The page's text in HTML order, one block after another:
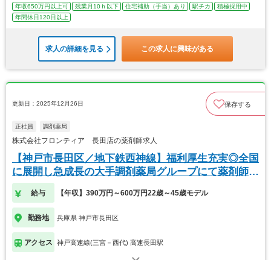
年収650万円以上可 残業月10ｈ以下 住宅補助（手当）あり 駅チカ
積極採用中
年間休日120日以上
求人の詳細を見る この求人に興味がある
更新日：2025年12月26日 保存する
正社員 調剤薬局
株式会社フロンティア 長田店の薬剤師求人
【神戸市長田区／地下鉄西神線】福利厚生充実◎全国
に展開し急成長の大手調剤薬局グループにて薬剤師募
集★
給与 【年収】390万円～600万円22歳～45歳モデル
勤務地 兵庫県 神戸市長田区
アクセス 神戸高速線(三宮－西代) 高速長田駅